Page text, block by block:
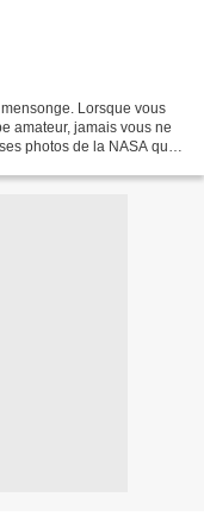
Lorsque vous
amateur, jamais vous ne
photos de la NASA qui